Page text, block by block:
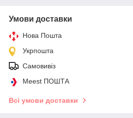
Умови доставки
Нова Пошта
Укрпошта
Самовивіз
Meest ПОШТА
Всі умови доставки